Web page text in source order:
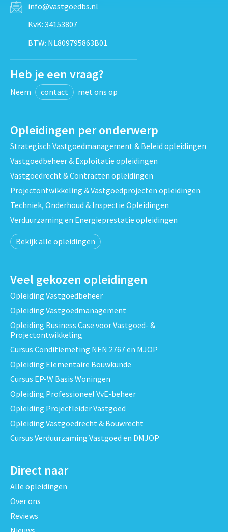
info@vastgoedbs.nl
KvK: 34153807
BTW: NL809795863B01
Heb je een vraag?
Neem contact met ons op
Opleidingen per onderwerp
Strategisch Vastgoedmanagement & Beleid opleidingen
Vastgoedbeheer & Exploitatie opleidingen
Vastgoedrecht & Contracten opleidingen
Projectontwikkeling & Vastgoedprojecten opleidingen
Techniek, Onderhoud & Inspectie Opleidingen
Verduurzaming en Energieprestatie opleidingen
Bekijk alle opleidingen
Veel gekozen opleidingen
Opleiding Vastgoedbeheer
Opleiding Vastgoedmanagement
Opleiding Business Case voor Vastgoed- &
Projectontwikkeling
Cursus Conditiemeting NEN 2767 en MJOP
Opleiding Elementaire Bouwkunde
Cursus EP-W Basis Woningen
Opleiding Professioneel VvE-beheer
Opleiding Projectleider Vastgoed
Opleiding Vastgoedrecht & Bouwrecht
Cursus Verduurzaming Vastgoed en DMJOP
Direct naar
Alle opleidingen
Over ons
Reviews